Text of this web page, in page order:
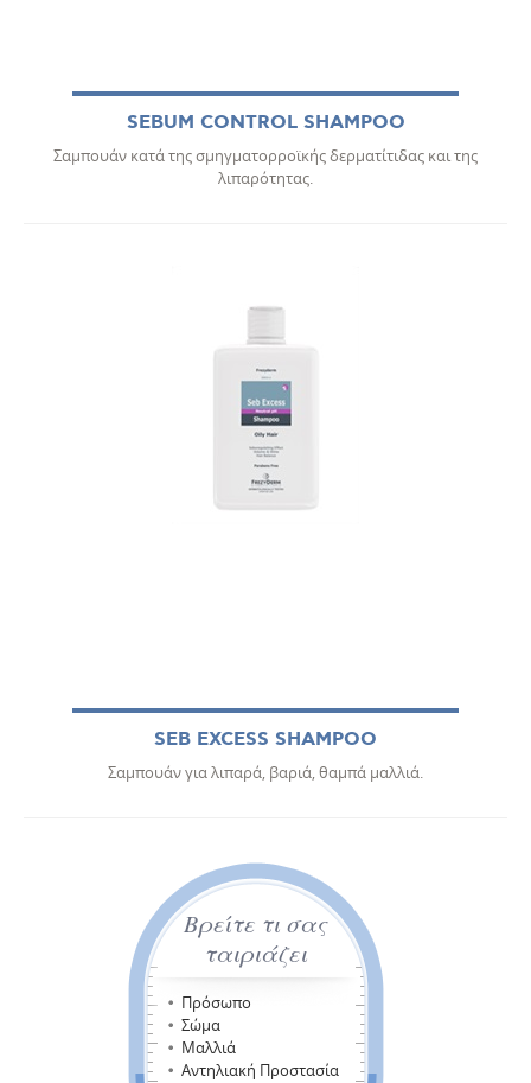
SEBUM CONTROL SHAMPOO
Σαμπουάν κατά της σμηγματορροϊκής δερματίτιδας και της
λιπαρότητας.
SEB EXCESS SHAMPOO
Σαμπουάν για λιπαρά, βαριά, θαμπά μαλλιά.
Βρείτε τι σας
ταιριάζει
Πρόσωπο
Σώμα
Μαλλιά
Αντηλιακή Προστασία